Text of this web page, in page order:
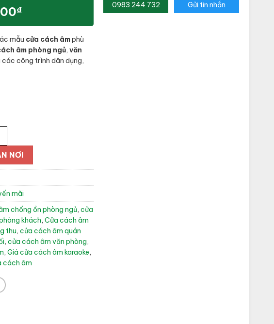
₫Giá
hiện
tại
là:
3.500.000₫.
mẫu cửa cách âmphù
âm phòng ngủ,văn
các công trình dân dụng,
NƠI
mãi
chống ồn phòng ngủ,cửa
khách,Cửa cách âm
thu,cửa cách âm quán
,cửa cách âm văn phòng,
,Giá cửa cách âm karaoke,
cách âm
0983 244 732 Gửi tin nhắn